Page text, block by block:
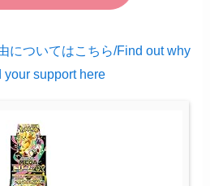
についてはこちら/Find out why
your support here